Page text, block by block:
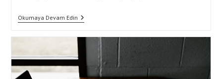
Okumaya Devam EdinTez
Akademik
Stresi
Yönetme
Yolları